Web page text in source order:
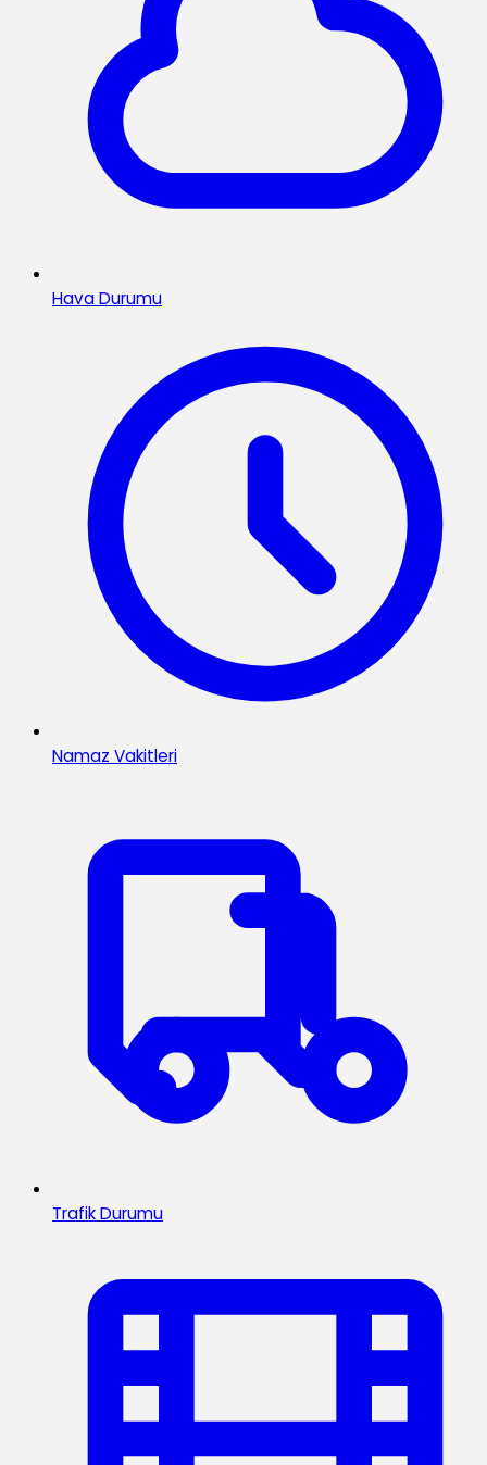
Hava Durumu
Namaz Vakitleri
Trafik Durumu